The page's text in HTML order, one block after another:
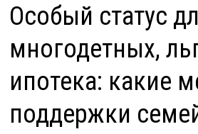
Особый статус
многодетных,
ипотека: какие
поддержки